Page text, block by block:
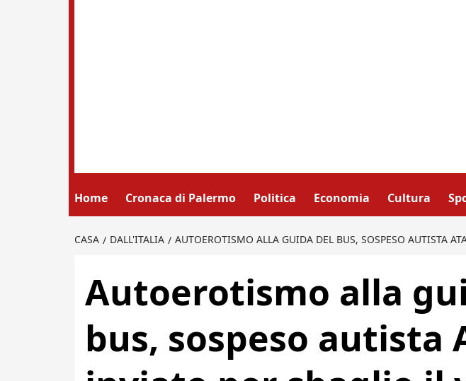
Home Cronaca di Palermo Politica Economia Cultura
CASA DALL'ITALIA AUTOEROTISMO ALLA GUIDA DEL BUS, SOSPESO AUTISTA
Autoerotismo alla
bus, sospeso autista